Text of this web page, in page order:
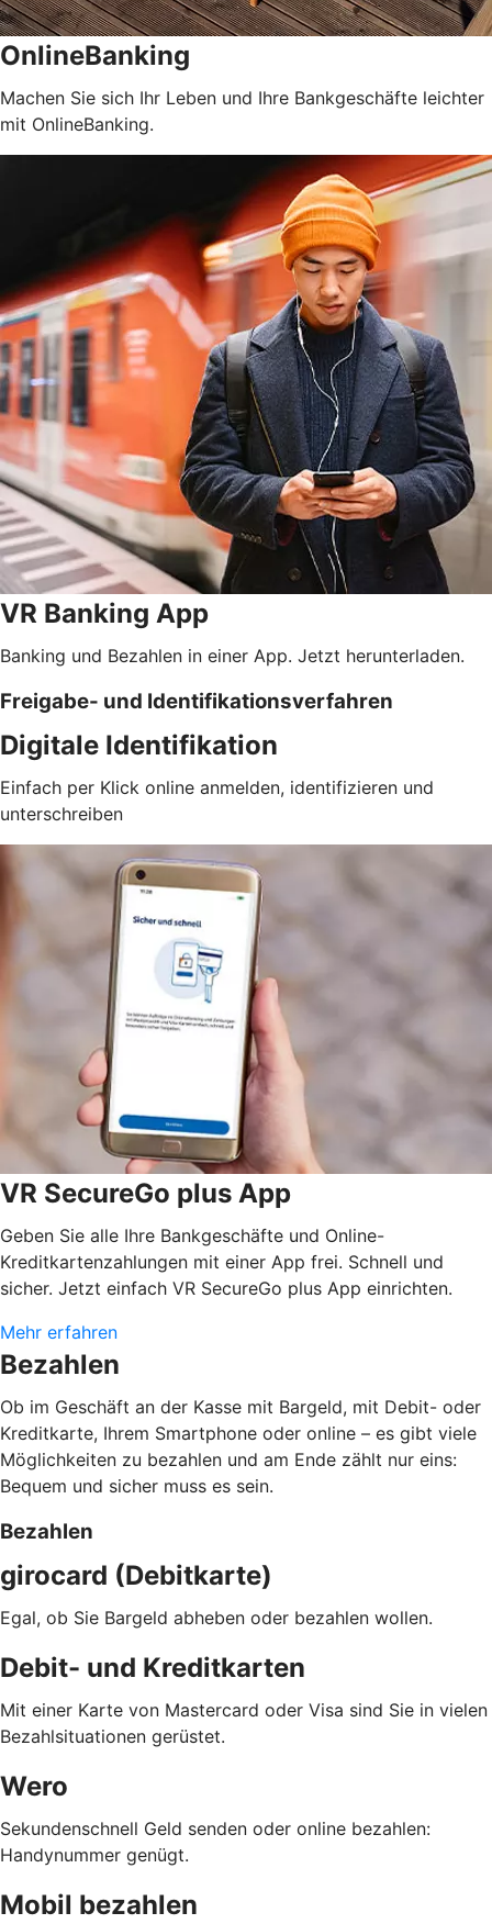
OnlineBanking
Machen Sie sich Ihr Leben und Ihre Bankgeschäfte leichter
mit OnlineBanking.
VR Banking App
Banking und Bezahlen in einer App. Jetzt herunterladen.
Freigabe- und Identifikationsverfahren
Digitale Identifikation
Einfach per Klick online anmelden, identifizieren und
unterschreiben
VR SecureGo plus App
Geben Sie alle Ihre Bankgeschäfte und Online-
Kreditkartenzahlungen mit einer App frei. Schnell und
sicher. Jetzt einfach VR SecureGo plus App einrichten.
Mehr erfahren
Bezahlen
Ob im Geschäft an der Kasse mit Bargeld, mit Debit- oder
Kreditkarte, Ihrem Smartphone oder online – es gibt viele
Möglichkeiten zu bezahlen und am Ende zählt nur eins:
Bequem und sicher muss es sein.
Bezahlen
girocard (Debitkarte)
Egal, ob Sie Bargeld abheben oder bezahlen wollen.
Debit- und Kreditkarten
Mit einer Karte von Mastercard oder Visa sind Sie in vielen
Bezahlsituationen gerüstet.
Wero
Sekundenschnell Geld senden oder online bezahlen:
Handynummer genügt.
Mobil bezahlen